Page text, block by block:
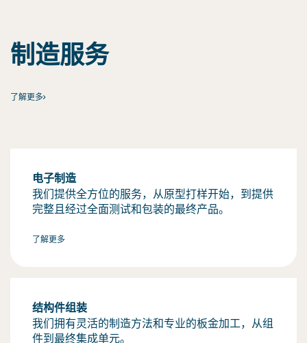
制造服务
了解更多
电子制造
我们提供全方位的服务，从原型打样开始，到提供
完整且经过全面测试和包装的最终产品。
了解更多
结构件组装
我们拥有灵活的制造方法和专业的板金加工，从组
件到最终集成单元。